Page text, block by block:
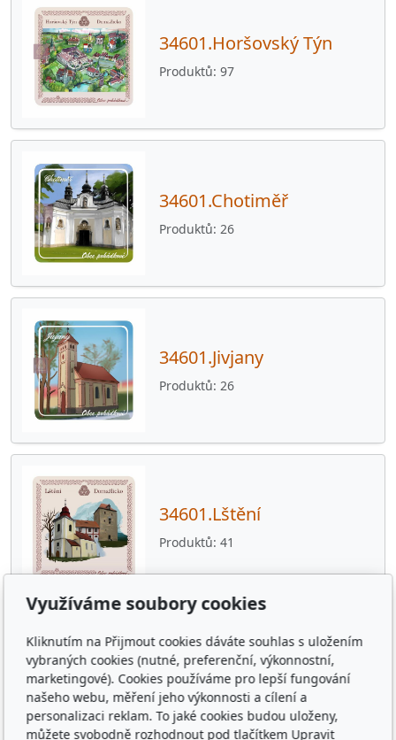
34601.Horšovský Týn
Produktů 97
34601.Chotiměř
Produktů 26
34601.Jivjany
Produktů 26
34601.Lštění
Produktů 41
34601.Mezholezy
Produktů 13
Využíváme soubory cookies
Kliknutím na Přijmout cookies dáváte souhlas s uložením
vybraných cookies (nutné, preferenční, výkonnostní,
marketingové). Cookies používáme pro lepší fungování
našeho webu, měření jeho výkonnosti a cílení a
personalizaci reklam. To jaké cookies budou uloženy,
můžete svobodně rozhodnout pod tlačítkem Upravit